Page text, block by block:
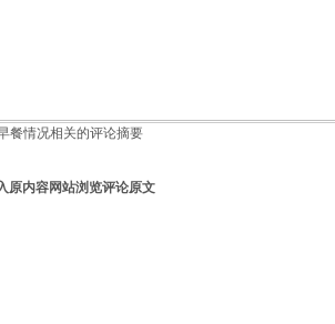
餐情况相关的评论摘要
原内容网站浏览评论原文